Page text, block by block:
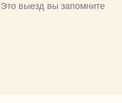
выезд вы запомните